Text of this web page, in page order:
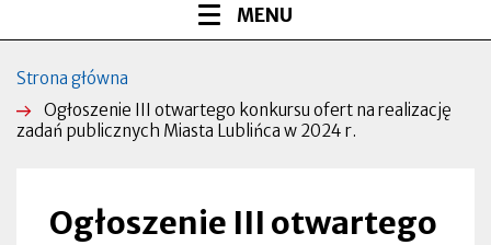
realizację
zadań
publicznych
Miasta
Lublińca
serwisu
ROZWIŃ
MENU
Ścieżka
nawigacyjna
Strona główna
Ogłoszenie III otwartego konkursu ofert na realizację
zadań publicznych Miasta Lublińca w 2024 r.
Ogłoszenie III otwartego